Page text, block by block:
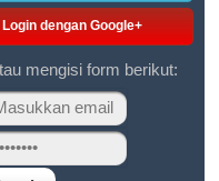
Login dengan Google+
mengisi form berikut: